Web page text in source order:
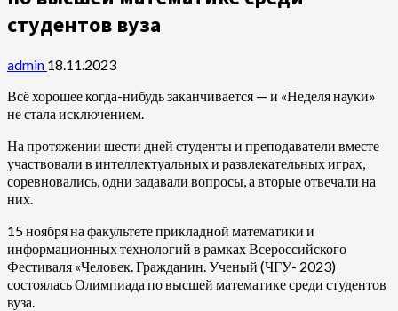
студентов вуза
admin 18.11.2023
Всё хорошее когда-нибудь заканчивается — и «Неделя науки»
не стала исключением.
На протяжении шести дней студенты и преподаватели вместе
участвовали в интеллектуальных и развлекательных играх,
соревновались, одни задавали вопросы, а вторые отвечали на
них.
15 ноября на факультете прикладной математики и
информационных технологий в рамках Всероссийского
Фестиваля «Человек. Гражданин. Ученый (ЧГУ- 2023)
состоялась Олимпиада по высшей математике среди студентов
вуза.